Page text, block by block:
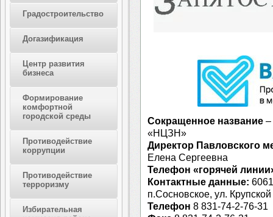
Градостроительство
Догазификация
Центр развития
бизнеса
Формирование
комфортной
городской среды
Противодействие
коррупции
Противодействие
терроризму
Избирательная
Сокращенное название–
«НЦЗН»
Директор Павловского
Елена Сергеевна
Телефон «горячей
Контактные данные:
п.Сосновское, ул.
Телефон 8 831-74-2-76-31